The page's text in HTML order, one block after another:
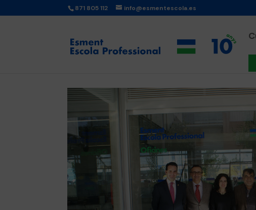
871 805 112 info@esmentescola.es